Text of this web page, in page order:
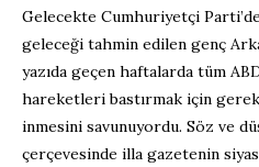
Gelecekte Cumhuriyetçi
geleceği tahmin edilen genç
yazıda geçen haftalarda tüm
hareketleri bastırmak için
inmesini savunuyordu. Söz ve
çerçevesinde illa gazetenin